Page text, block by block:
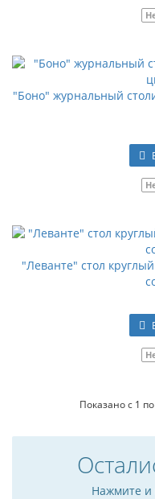
"Боно" журнальный
"Леванте" стол
Показано с 1
Нажмите